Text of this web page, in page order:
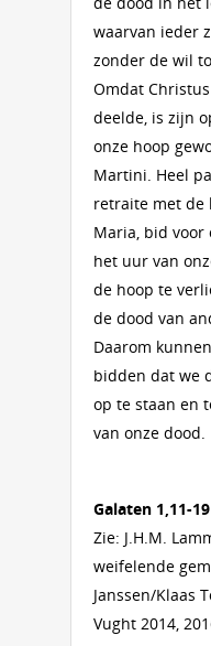
waarvan ieder
zonder de wil
Omdat
deelde, is zijn
onze hoop
Martini. Heel
retraite met de
Maria, bid voor
het uur van
de hoop te
de dood van
Daarom
bidden dat we
op te staan en
van onze dood.
Galaten 1,11-19
Zie: J.H.M.
weifelende
Janssen/Klaas
Vught 2014,